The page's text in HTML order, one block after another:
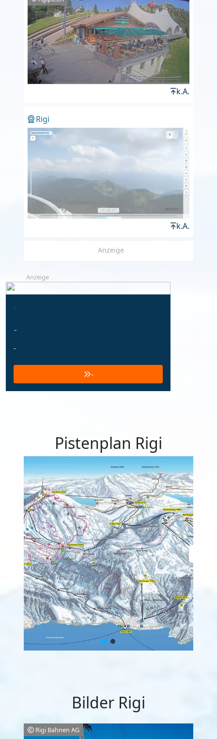
k.A.
Rigi
k.A.
Anzeige
Anzeige
-
-
-
-
Pistenplan Rigi
Bilder Rigi
Rigi Bahnen AG